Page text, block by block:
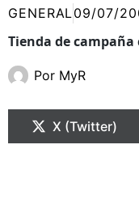
GENERAL09/07/
Tienda de
Por MyR
en
X (Twitter)
en